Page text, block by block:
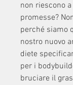
non riescono
promesse?
perché siamo
nostro nuovo
diete
per i
bruciare il